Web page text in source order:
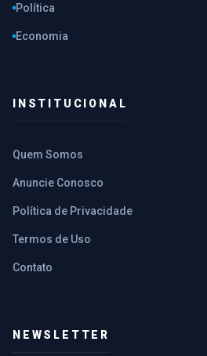
Política
Economia
INSTITUCIONAL
Quem Somos
Anuncie Conosco
Política de Privacidade
Termos de Uso
Contato
NEWSLETTER